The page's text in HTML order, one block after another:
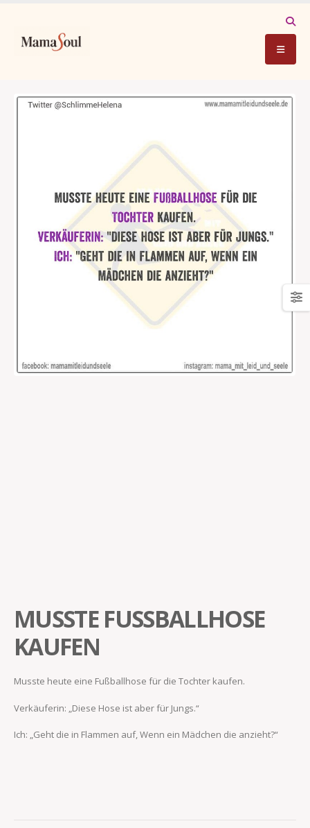
MUSSTE FUSSBALLHOSE
KAUFEN
Musste heute eine Fußballhose für die Tochter kaufen.
Verkäuferin: „Diese Hose ist aber für Jungs.“
Ich: „Geht die in Flammen auf, Wenn ein Mädchen die anzieht?“